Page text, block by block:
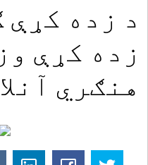
د زده کړې
زده کړې
هنګري